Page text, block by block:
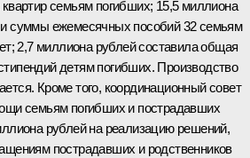
квартир семьям погибших; 15,5 миллиона
суммы ежемесячных пособий 32 семьям
2,7 миллиона рублей составила общая
детям погибших. Производство
Кроме того, координационный совет
семьям погибших и пострадавших
рублей на реализацию решений,
пострадавших и родственников